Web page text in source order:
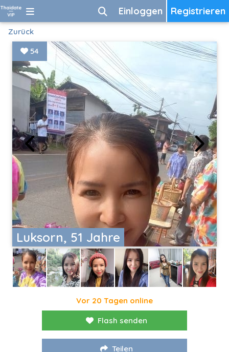
Registrieren
Einloggen
Zurück
Luksorn, 51 Jahre
54
Vor 20 Tagen online
Flash senden
Teilen